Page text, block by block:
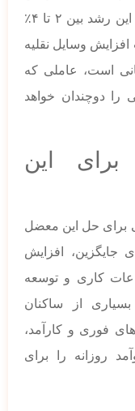
داشته است، درحالی‌که میانگین جهانی این رشد بین ۲ تا ۴٪
وسایل نقلیه
است، عاملی که
را دوچندان خواهد
برای این
برای حل این معضل
جایگزین، افزایش
کاری و توسعه
از ساکنان
فوری و کارآمد،
روزانه را برای